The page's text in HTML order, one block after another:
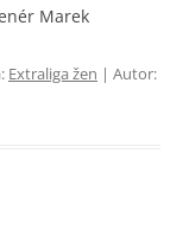
Marek
Extraliga žen | Autor: